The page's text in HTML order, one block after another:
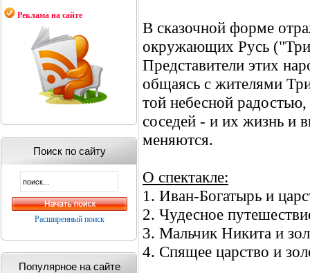
Реклама на сайте
Поиск по сайту
Расширенный поиск
Популярное на сайте
В сказочной форме
окружающих Русь
Представители этих
общаясь с жителями
той небесной
соседей - и их жизнь и
меняются.
О спектакле:
1. Иван-Богатырь и
2. Чудесное
3. Мальчик Никита и
4. Спящее царство и